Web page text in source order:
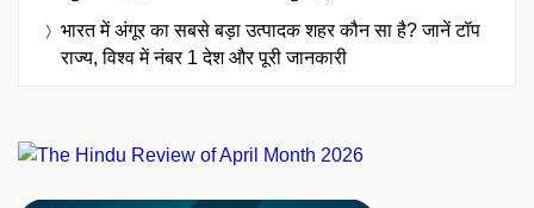
भारत में अंगूर का सबसे बड़ा उत्पादक शहर कौन सा है? जानें टॉप
राज्य, विश्व में नंबर 1 देश और पूरी जानकारी